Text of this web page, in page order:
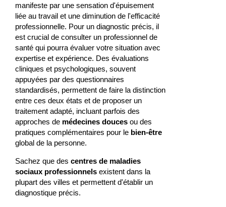
manifeste par une sensation d'épuisement
liée au travail et une diminution de l'efficacité
professionnelle. Pour un diagnostic précis, il
est crucial de consulter un professionnel de
santé qui pourra évaluer votre situation avec
expertise et expérience. Des évaluations
cliniques et psychologiques, souvent
appuyées par des questionnaires
standardisés, permettent de faire la distinction
entre ces deux états et de proposer un
traitement adapté, incluant parfois des
approches de médecines doucesou des
pratiques complémentaires pour le bien-être
global de la personne.
Sachez que des centres de maladies
sociaux professionnelsexistent dans la
plupart des villes et permettent d'établir un
diagnostique précis.